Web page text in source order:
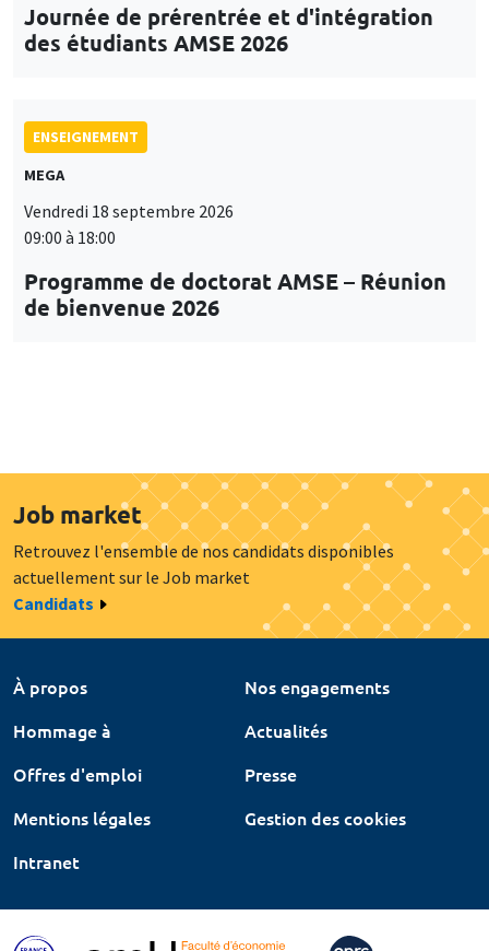
Journée de prérentrée et d'intégration
des étudiants AMSE 2026
ENSEIGNEMENT
MEGA
Vendredi 18 septembre 2026
09:00 à 18:00
Programme de doctorat AMSE – Réunion
de bienvenue 2026
Job market
Retrouvez l'ensemble de nos candidats disponibles
actuellement sur le Job market
Candidats
À propos
Nos engagements
Hommage à
Actualités
Offres d'emploi
Presse
Mentions légales
Gestion des cookies
Intranet